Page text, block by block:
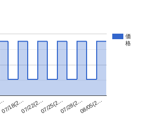
価
格
07/18(2…07/22(2…07/25(2…07/28(2…08/05(2…